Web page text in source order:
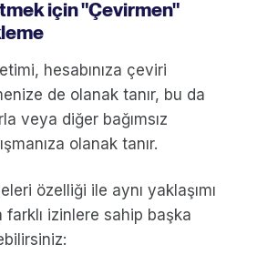
için "Çevirmen"
hesabınıza çeviri
de olanak tanır, bu da
veya diğer bağımsız
olanak tanır.
özelliği ile aynı yaklaşımı
farklı izinlere sahip başka